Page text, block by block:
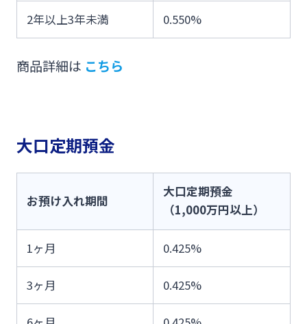
2年以上3年未満 0.550%
商品詳細は こちら
大口定期預金
お預け入れ期間
大口定期預金
（1,000万円以上）
1ヶ月 0.425%
3ヶ月 0.425%